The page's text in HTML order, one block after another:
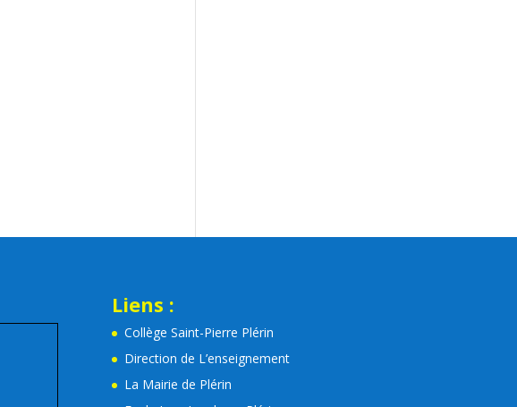
Liens :
Collège Saint-Pierre Plérin
Direction de L’enseignement
La Mairie de Plérin